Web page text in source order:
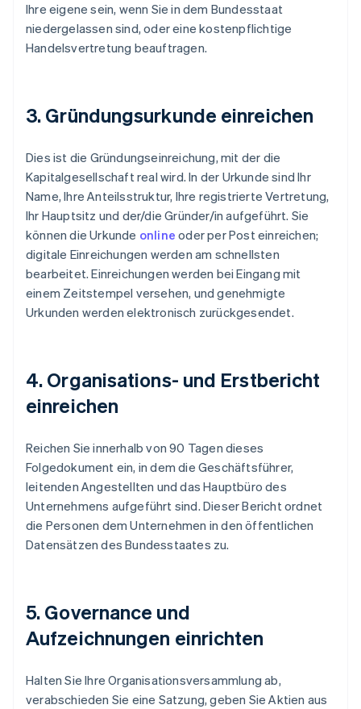
Ihre eigene sein, wenn Sie in dem Bundesstaat
niedergelassen sind, oder eine kostenpflichtige
Handelsvertretung beauftragen.
3. Gründungsurkunde einreichen
Dies ist die Gründungseinreichung, mit der die
Kapitalgesellschaft real wird. In der Urkunde sind Ihr
Name, Ihre Anteilsstruktur, Ihre registrierte Vertretung,
Ihr Hauptsitz und der/die Gründer/in aufgeführt. Sie
können die Urkunde online oder per Post einreichen;
digitale Einreichungen werden am schnellsten
bearbeitet. Einreichungen werden bei Eingang mit
einem Zeitstempel versehen, und genehmigte
Urkunden werden elektronisch zurückgesendet.
4. Organisations- und Erstbericht
einreichen
Reichen Sie innerhalb von 90 Tagen dieses
Folgedokument ein, in dem die Geschäftsführer,
leitenden Angestellten und das Hauptbüro des
Unternehmens aufgeführt sind. Dieser Bericht ordnet
die Personen dem Unternehmen in den öffentlichen
Datensätzen des Bundesstaates zu.
5. Governance und
Aufzeichnungen einrichten
Halten Sie Ihre Organisationsversammlung ab,
verabschieden Sie eine Satzung, geben Sie Aktien aus